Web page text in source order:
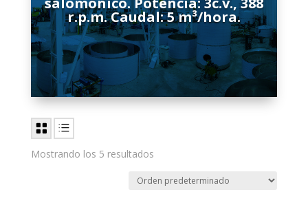
r.p.m. Caudal: 5 m³/hora.
Mostrando los 5 resultados